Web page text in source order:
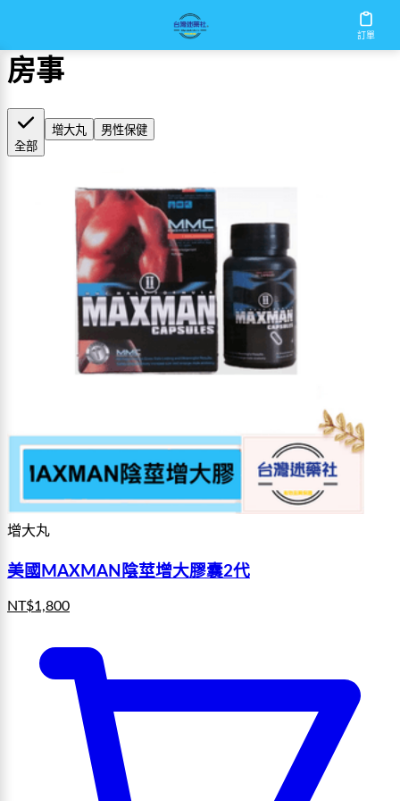
訂單
房事
全部
增大丸 男性保健
增大丸
美國MAXMAN陰莖增大膠囊2代
NT$1,800